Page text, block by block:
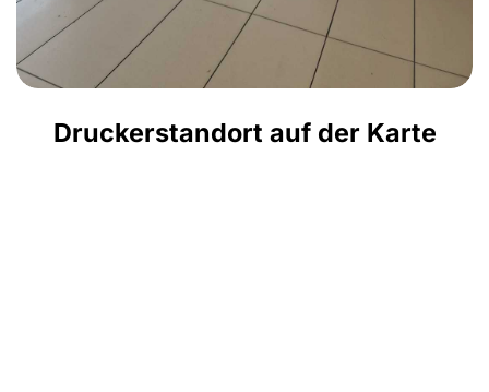
Druckerstandort auf der Karte